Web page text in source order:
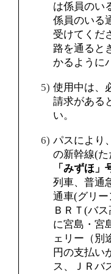
は係員のい
係員のいる
受けてくだ
路を通ると
かるように
使用中は、
請求がある
い。
パスにより
の新幹線(た
「みずほ」
列車、普通
通車(グリ
ＢＲＴ(バ
に宮島・宮
ェリー（別
円の支払い
ス、ＪＲバ